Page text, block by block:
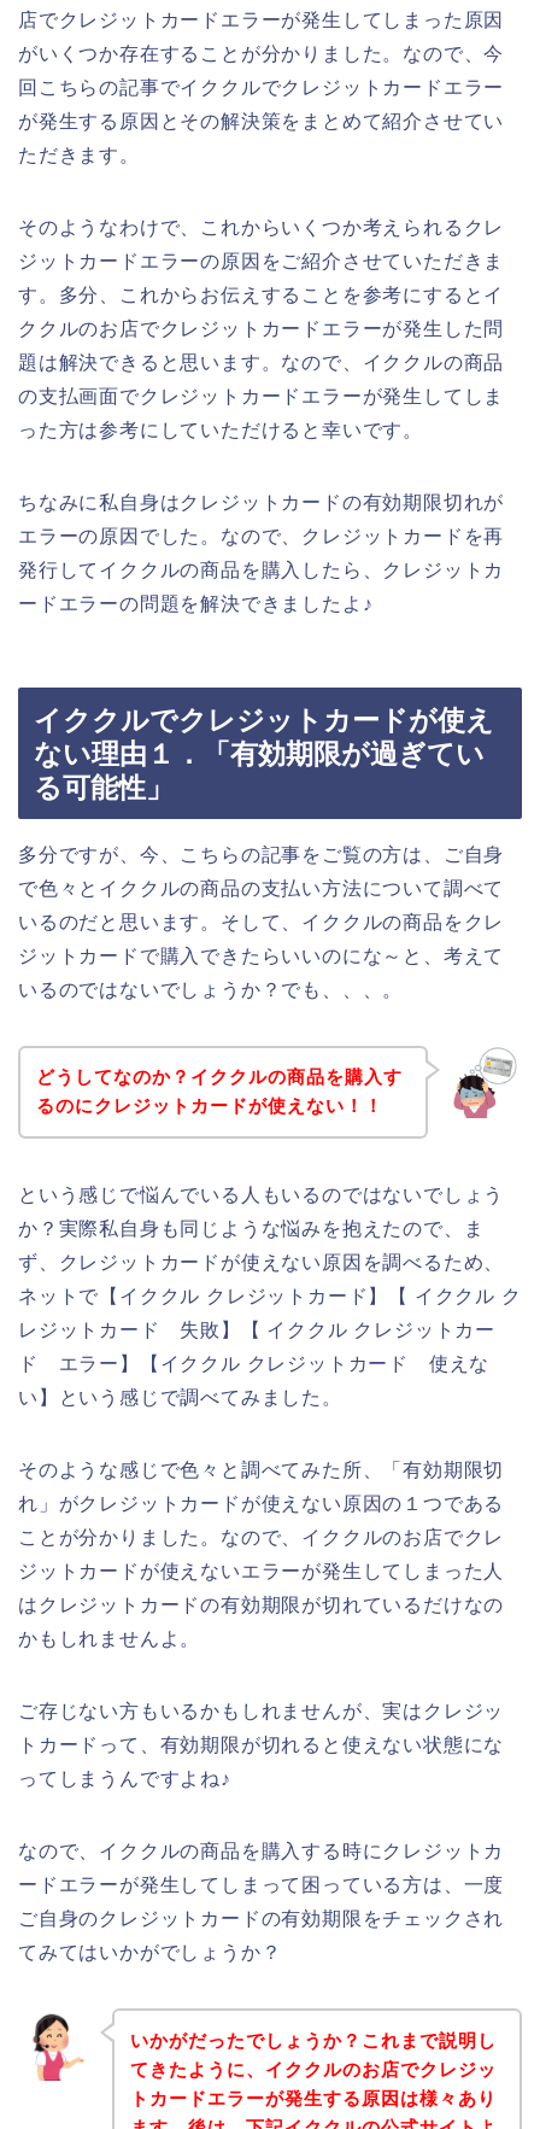
店でクレジットカードエラーが発生してしまった原因
がいくつか存在することが分かりました。なので、今
回こちらの記事でイククルでクレジットカードエラー
が発生する原因とその解決策をまとめて紹介させてい
ただきます。
そのようなわけで、これからいくつか考えられるクレ
ジットカードエラーの原因をご紹介させていただきま
す。多分、これからお伝えすることを参考にするとイ
ククルのお店でクレジットカードエラーが発生した問
題は解決できると思います。なので、イククルの商品
の支払画面でクレジットカードエラーが発生してしま
った方は参考にしていただけると幸いです。
ちなみに私自身はクレジットカードの有効期限切れが
エラーの原因でした。なので、クレジットカードを再
発行してイククルの商品を購入したら、クレジットカ
ードエラーの問題を解決できましたよ♪
イククルでクレジットカードが使え
ない理由１．「有効期限が過ぎてい
る可能性」
多分ですが、今、こちらの記事をご覧の方は、ご自身
で色々とイククルの商品の支払い方法について調べて
いるのだと思います。そして、イククルの商品をクレ
ジットカードで購入できたらいいのにな～と、考えて
いるのではないでしょうか？でも、、、。
どうしてなのか？イククルの商品を購入す
るのにクレジットカードが使えない！！
という感じで悩んでいる人もいるのではないでしょう
か？実際私自身も同じような悩みを抱えたので、ま
ず、クレジットカードが使えない原因を調べるため、
ネットで【イククル クレジットカード】【 イククル ク
レジットカード 失敗】【 イククル クレジットカー
ド エラー】【イククル クレジットカード 使えな
い】という感じで調べてみました。
そのような感じで色々と調べてみた所、「有効期限切
れ」がクレジットカードが使えない原因の１つである
ことが分かりました。なので、イククルのお店でクレ
ジットカードが使えないエラーが発生してしまった人
はクレジットカードの有効期限が切れているだけなの
かもしれませんよ。
ご存じない方もいるかもしれませんが、実はクレジッ
トカードって、有効期限が切れると使えない状態にな
ってしまうんですよね♪
なので、イククルの商品を購入する時にクレジットカ
ードエラーが発生してしまって困っている方は、一度
ご自身のクレジットカードの有効期限をチェックされ
てみてはいかがでしょうか？
いかがだったでしょうか？これまで説明し
てきたように、イククルのお店でクレジッ
トカードエラーが発生する原因は様々あり